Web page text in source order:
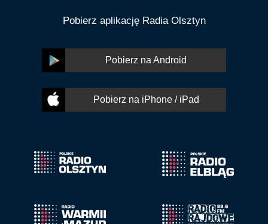
Pobierz aplikację Radia Olsztyn
Pobierz na Android
Pobierz na iPhone / iPad